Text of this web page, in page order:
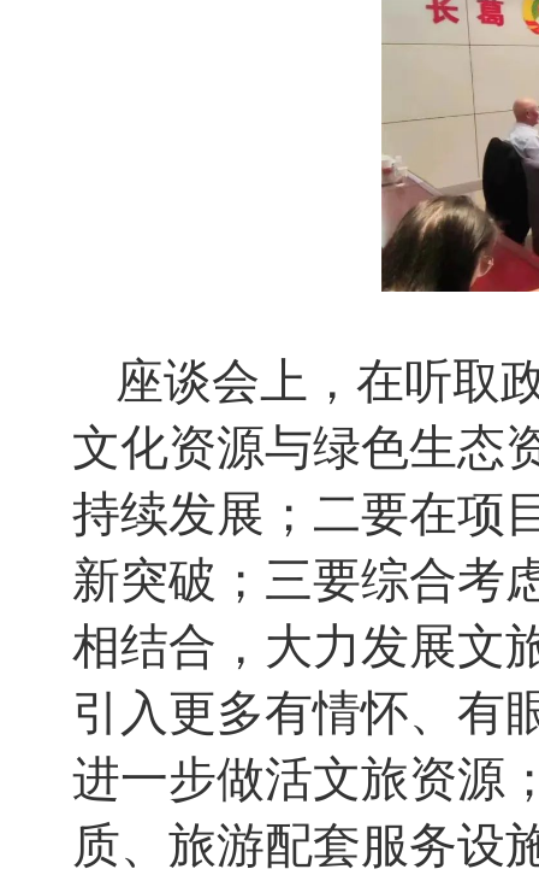
座谈会上，在听取
文化资源与绿色生态
持续发展；二要在项
新突破；三要综合考
相结合，大力发展文
引入更多有情怀、有
进一步做活文旅资源
质、旅游配套服务设